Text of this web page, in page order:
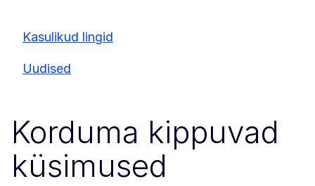
Kasulikud lingid
Uudised
Korduma kippuvad
küsimused